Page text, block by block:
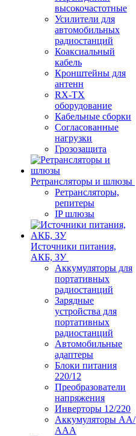
высокочастотные
Усилители для
автомобильных
радиостанций
Коаксиальный
кабель
Кронштейны для
антенн
RX-TX
оборудование
Кабельные сборки
Согласованные
нагрузки
Грозозащита
Ретрансляторы и шлюзы
Ретрансляторы,
репитеры
IP шлюзы
Источники питания,
АКБ, ЗУ
Аккумуляторы для
портативных
радиостанций
Зарядные
устройства для
портативных
радиостанций
Автомобильные
адаптеры
Блоки питания
220/12
Преобразователи
напряжения
Инверторы 12/220
Аккумуляторы АА/
ААА